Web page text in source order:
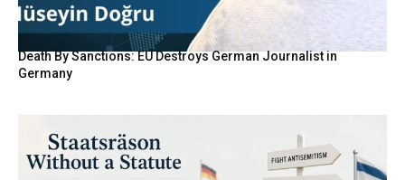
Death By Sanctions: EU Destroys German Journalist in
Germany